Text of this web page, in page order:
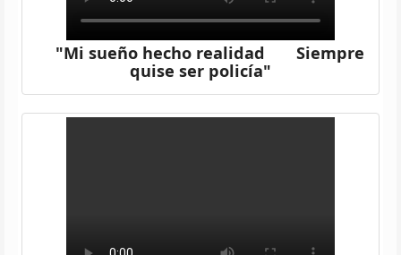
"Mi sueño hecho realidad Siempre
quise ser policía"